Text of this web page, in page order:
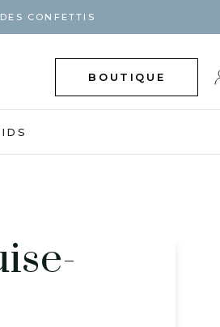
CONFETTIS
BOUTIQUE